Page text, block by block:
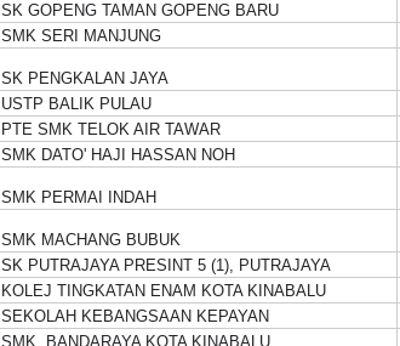
SK GOPENG TAMAN GOPENG BARU
SMK SERI MANJUNG
SK PENGKALAN JAYA
USTP BALIK PULAU
PTE SMK TELOK AIR TAWAR
SMK DATO' HAJI HASSAN NOH
SMK PERMAI INDAH
SMK MACHANG BUBUK
SK PUTRAJAYA PRESINT 5 (1), PUTRAJAYA
KOLEJ TINGKATAN ENAM KOTA KINABALU
SEKOLAH KEBANGSAAN KEPAYAN
SMK. BANDARAYA KOTA KINABALU